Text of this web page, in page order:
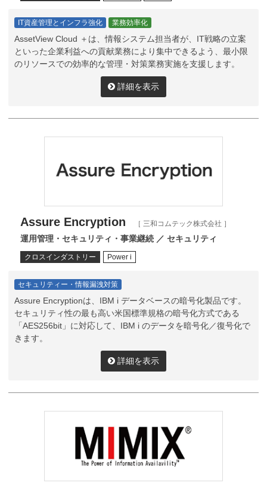
IT資産管理とインフラ強化 業務効率化
AssetView Cloud ＋は、情報システム担当者が、IT戦略の立案
といった企業利益への貢献業務により集中できるよう、最小限
のリソースでの効率的な管理・対策業務実施を支援します。
詳細を表示
Assure Encryption ［ 三和コムテック株式会社 ］
運用管理・セキュリティ・事業継続 ／ セキュリティ
クロスインダストリー Power i
セキュリティー・情報漏洩対策
Assure Encryptionは、IBM i データベースの暗号化製品です。
セキュリティ性の最も高い米国標準規格の暗号化方式である
「AES256bit」に対応して、IBM i のデータを暗号化／復号化で
きます。
詳細を表示